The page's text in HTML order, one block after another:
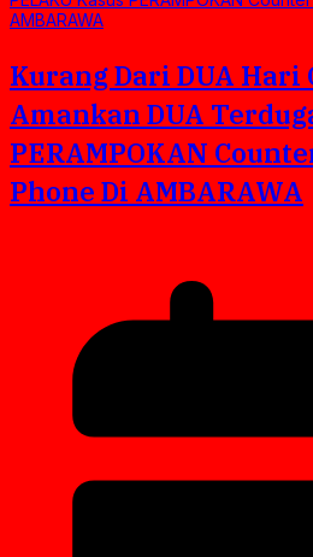
Kurang Dari DUA Hari
Amankan DUA
PERAMPOKAN
Phone Di AMBARAWA